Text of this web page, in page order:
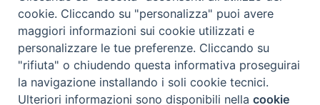
seguici su
Facebook
Instagram
X YouTube
Feed
Copyright © 2020 /2026 ----- Diocesi di PratoPreferenze Cookie
cookie. Cliccando su "personalizza" puoi avere
maggiori informazioni sui cookie utilizzati e
personalizzare le tue preferenze. Cliccando su
"rifiuta" o chiudendo questa informativa proseguirai
la navigazione installando i soli cookie tecnici.
Ulteriori informazioni sono disponibili nellacookie